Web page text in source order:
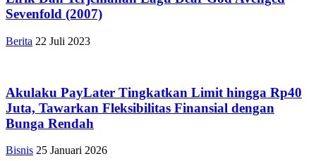
Sevenfold (2007)
Berita 22 Juli 2023
Akulaku PayLater Tingkatkan Limit hingga Rp40
Juta, Tawarkan Fleksibilitas Finansial dengan
Bunga Rendah
Bisnis 25 Januari 2026